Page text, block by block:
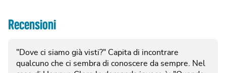
Recensioni
"Dove ci siamo già visti?" Capita di incontrare
qualcuno che ci sembra di conoscere da sempre. Nel